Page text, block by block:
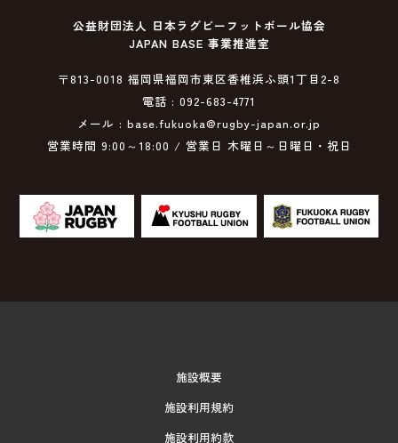
公益財団法人 日本ラグビーフットボール協会
JAPAN BASE 事業推進室
〒813-0018 福岡県福岡市東区香椎浜ふ頭1丁目2-8
電話 : 092-683-4771
メール : base.fukuoka@rugby-japan.or.jp
営業時間 9:00～18:00 / 営業日 木曜日～日曜日・祝日
施設概要
施設利用規約
施設利用約款